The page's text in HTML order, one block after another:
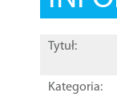
Tytuł:
Kategoria: